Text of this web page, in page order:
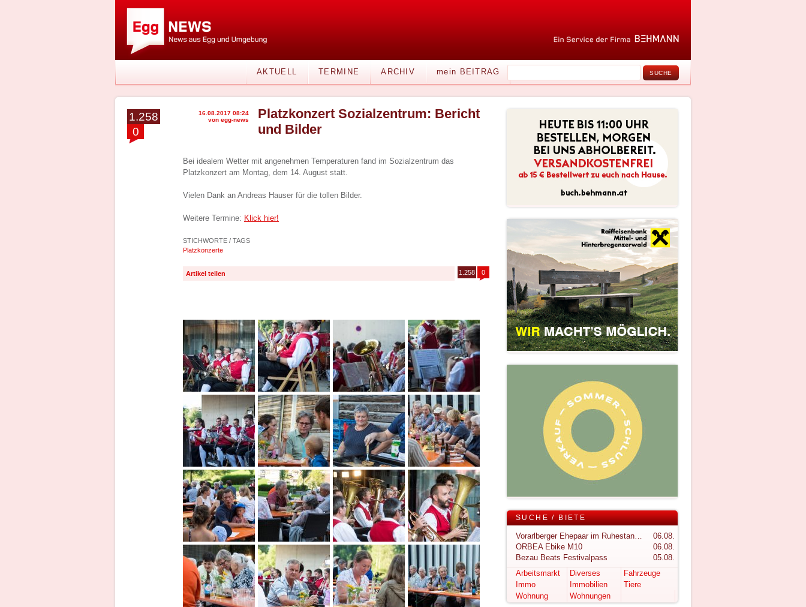
AKTUELL TERMINE ARCHIV mein BEITRAG
1.258
0
16.08.2017 08:24
von egg-news
Platzkonzert Sozialzentrum: Bericht
und Bilder
Bei idealem Wetter mit angenehmen Temperaturen fand im Sozialzentrum das
Platzkonzert am Montag, dem 14. August statt.
Vielen Dank an Andreas Hauser für die tollen Bilder.
Weitere Termine: Klick hier!
STICHWORTE / TAGS
Platzkonzerte
Artikel teilen 1.258 0
SUCHE / BIETE
Vorarlberger Ehepaar im Ruhestand sucht ruhigen Rückzugsort im Bregenzerwald
06.08.
ORBEA Ebike M10
06.08.
Bezau Beats Festivalpass
05.08.
Arbeitsmarkt
Diverses
Fahrzeuge
Immo
Immobilien
Tiere
Wohnung
Wohnungen